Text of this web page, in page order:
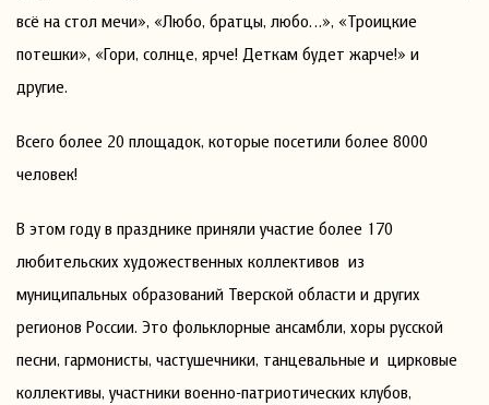
всё на стол мечи», «Любо, братцы, любо…», «Троицкие
потешки», «Гори, солнце, ярче! Деткам будет жарче!» и
другие.
Всего более 20 площадок, которые посетили более 8000
человек!
В этом году в празднике приняли участие более 170
любительских художественных коллективов из
муниципальных образований Тверской области и других
регионов России. Это фольклорные ансамбли, хоры русской
песни, гармонисты, частушечники, танцевальные и цирковые
коллективы, участники военно-патриотических клубов,